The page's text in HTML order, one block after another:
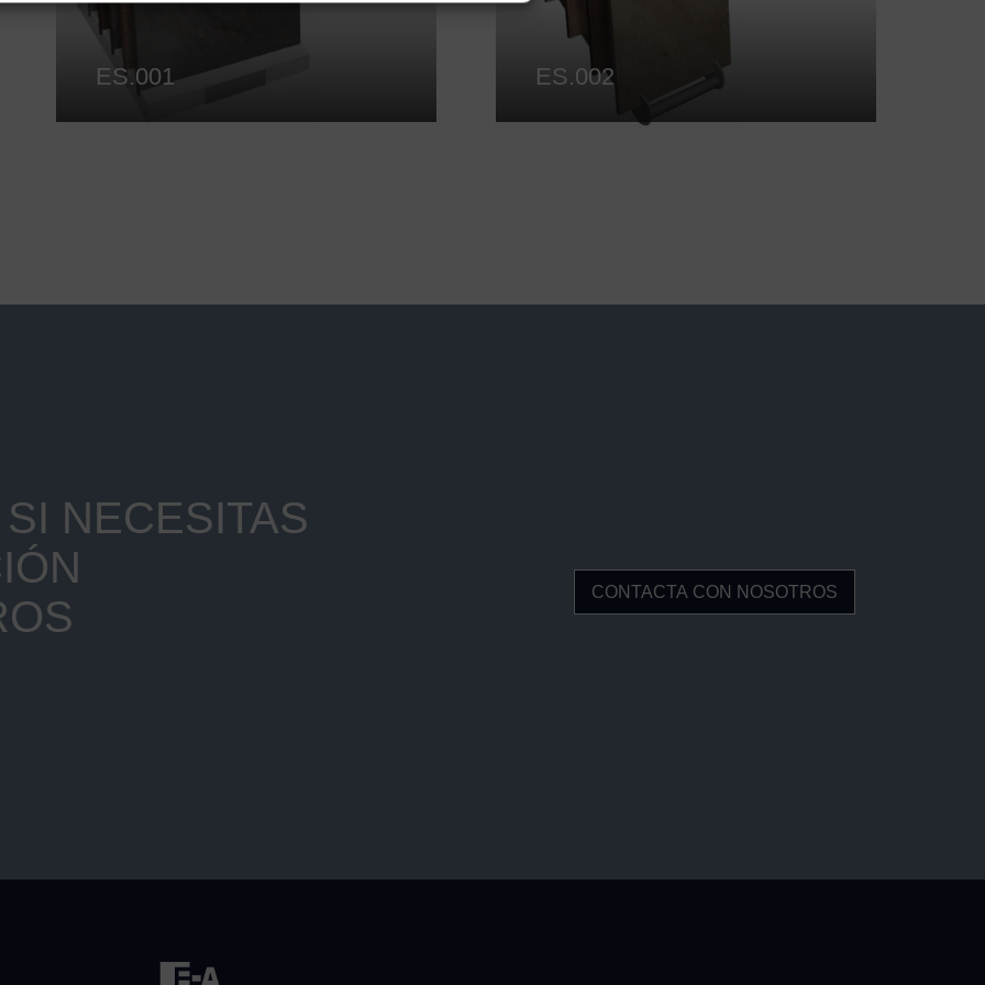
ES.001 ES.002
NECESITAS
CONTACTA CON NOSOTROS